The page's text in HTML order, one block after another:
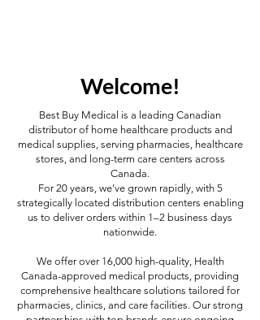
Welcome!
Best Buy Medical is a leading Canadian
distributor of home healthcare products and
medical supplies, serving pharmacies, healthcare
stores, and long-term care centers across
Canada.
For 20 years, we’ve grown rapidly, with 5
strategically located distribution centers enabling
us to deliver orders within 1–2 business days
nationwide.
We offer over 16,000 high-quality, Health
Canada-approved medical products, providing
comprehensive healthcare solutions tailored for
pharmacies, clinics, and care facilities. Our strong